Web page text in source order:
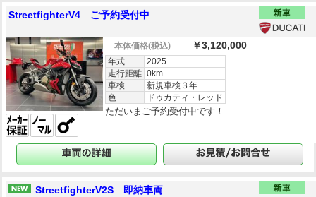
StreetfighterV4 ご予約受付中
本体価格(税込) ￥3,120,000
年式
2025
走行距離 0km
車検
新規車検３年
色
ドゥカティ・レッド
ただいまご予約受付中です！
StreetfighterV2S 即納車両